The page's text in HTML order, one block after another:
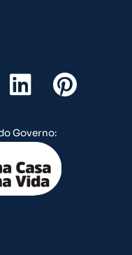
L
i
n
k
e
d
P
i
Governo: